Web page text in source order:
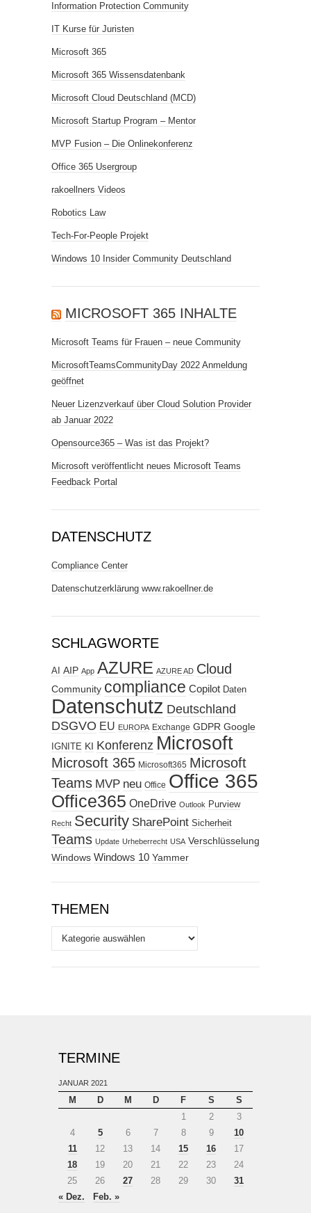
Information Protection Community
IT Kurse für Juristen
Microsoft 365
Microsoft 365 Wissensdatenbank
Microsoft Cloud Deutschland (MCD)
Microsoft Startup Program – Mentor
MVP Fusion – Die Onlinekonferenz
Office 365 Usergroup
rakoellners Videos
Robotics Law
Tech-For-People Projekt
Windows 10 Insider Community Deutschland
MICROSOFT 365 INHALTE
Microsoft Teams für Frauen – neue Community
MicrosoftTeamsCommunityDay 2022 Anmeldung
geöffnet
Neuer Lizenzverkauf über Cloud Solution Provider
ab Januar 2022
Opensource365 – Was ist das Projekt?
Microsoft veröffentlicht neues Microsoft Teams
Feedback Portal
DATENSCHUTZ
Compliance Center
Datenschutzerklärung www.rakoellner.de
SCHLAGWORTE
AI AIP App AZURE AZURE AD Cloud
Community compliance Copilot Daten
Datenschutz Deutschland
DSGVO EU EUROPA Exchange GDPR Google
IGNITE KI Konferenz Microsoft
Microsoft 365 Microsoft365 Microsoft
Teams MVP neu Office Office 365
Office365 OneDrive Outlook Purview
Recht Security SharePoint Sicherheit
Teams Update Urheberrecht USA Verschlüsselung
Windows Windows 10 Yammer
THEMEN
Themen
TERMINE
JANUAR 2021
M D M D F S
S
1
2
3
4
5 6 7 8 9
10
11
12 13 14 15 16
17
18
19 20 21 22 23
24
25
26 27 28 29 30
31
« Dez.
Feb. »